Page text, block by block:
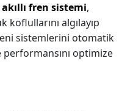
fren sistemi,
algılayıp
sistemlerini otomatik
optimize